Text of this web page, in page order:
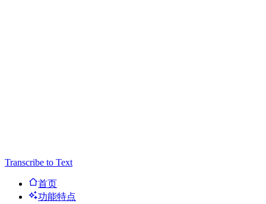
Transcribe to Text
首页
功能特点